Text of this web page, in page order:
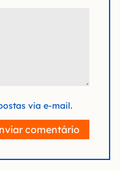
via e-mail.
comentário